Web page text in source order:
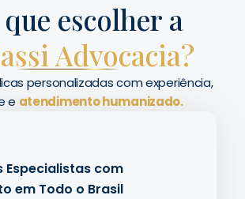
escolher a
Advocacia?
personalizadas com experiência,
e atendimento humanizado.
Especialistas com
em Todo o Brasil